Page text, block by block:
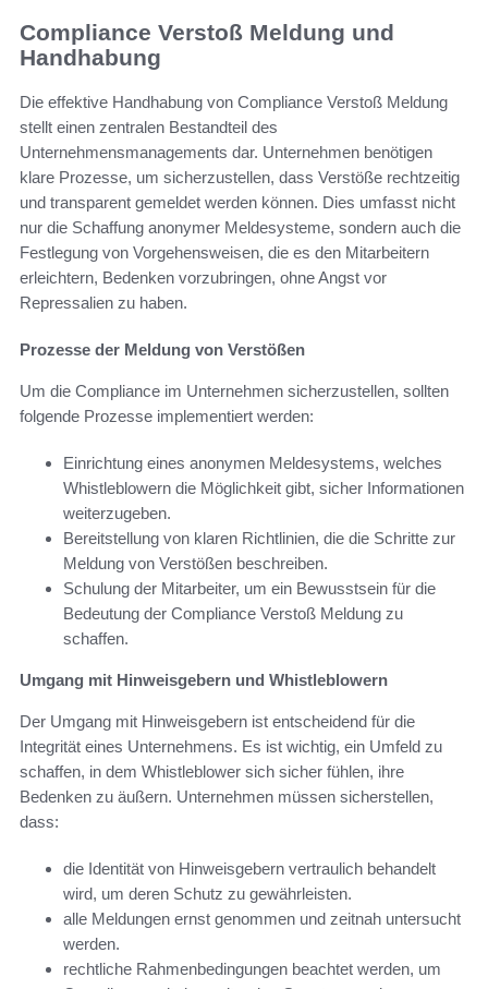
Compliance Verstoß Meldung und
Handhabung
Die effektive Handhabung von Compliance Verstoß Meldung
stellt einen zentralen Bestandteil des
Unternehmensmanagements dar. Unternehmen benötigen
klare Prozesse, um sicherzustellen, dass Verstöße rechtzeitig
und transparent gemeldet werden können. Dies umfasst nicht
nur die Schaffung anonymer Meldesysteme, sondern auch die
Festlegung von Vorgehensweisen, die es den Mitarbeitern
erleichtern, Bedenken vorzubringen, ohne Angst vor
Repressalien zu haben.
Prozesse der Meldung von Verstößen
Um die Compliance im Unternehmen sicherzustellen, sollten
folgende Prozesse implementiert werden:
Einrichtung eines anonymen Meldesystems, welches
Whistleblowern die Möglichkeit gibt, sicher Informationen
weiterzugeben.
Bereitstellung von klaren Richtlinien, die die Schritte zur
Meldung von Verstößen beschreiben.
Schulung der Mitarbeiter, um ein Bewusstsein für die
Bedeutung der Compliance Verstoß Meldung zu
schaffen.
Umgang mit Hinweisgebern und Whistleblowern
Der Umgang mit Hinweisgebern ist entscheidend für die
Integrität eines Unternehmens. Es ist wichtig, ein Umfeld zu
schaffen, in dem Whistleblower sich sicher fühlen, ihre
Bedenken zu äußern. Unternehmen müssen sicherstellen,
dass:
die Identität von Hinweisgebern vertraulich behandelt
wird, um deren Schutz zu gewährleisten.
alle Meldungen ernst genommen und zeitnah untersucht
werden.
rechtliche Rahmenbedingungen beachtet werden, um